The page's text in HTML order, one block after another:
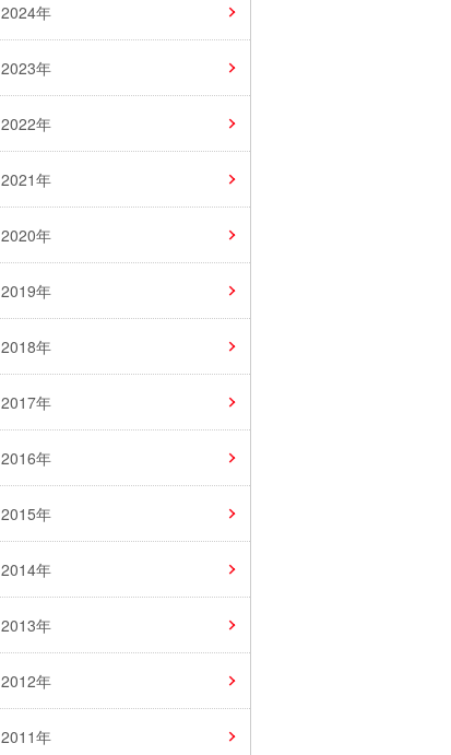
2024年
2023年
2022年
2021年
2020年
2019年
2018年
2017年
2016年
2015年
2014年
2013年
2012年
2011年